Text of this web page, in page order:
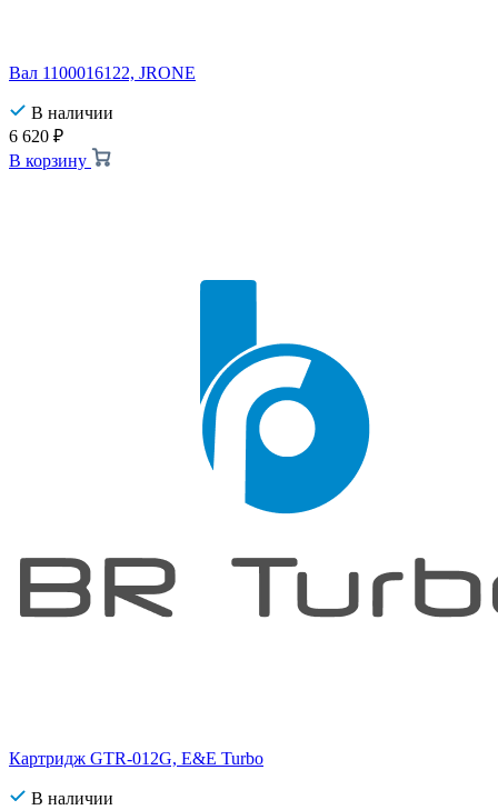
Вал 1100016122, JRONE
В наличии
6 620 ₽
В корзину
Картридж GTR-012G, E&E Turbo
В наличии